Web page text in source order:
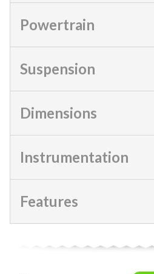
Powertrain
Suspension
Dimensions
Instrumentation
Features